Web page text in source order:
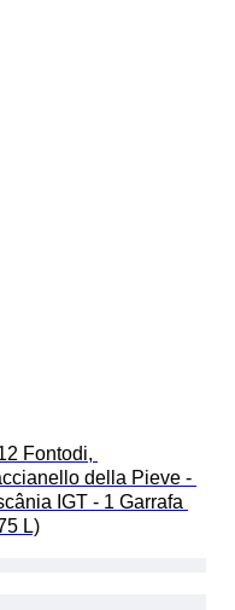
Fontodi,
della Pieve -
IGT - 1 Garrafa
L)